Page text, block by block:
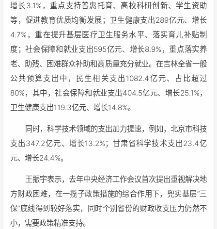
增长3.1%，重点支持普惠托育、高校科研创新、学生资助
等，促进教育优质均衡发展；卫生健康支出289亿元、增长
4.7%，重在提升基层医疗卫生服务水平、落实育儿补贴制
度；社会保障和就业支出595亿元、增长8.9%，重点落实养
老、助残、困难群众补助和高质量充分就业。在吉林全省一般
公共预算支出中，民生相关支出1082.4亿元、占比超过
80%，其中，社会保障和就业支出404.5亿元、增长25.1%，
卫生健康支出119.3亿元、增长14.8%。
同时，科学技术领域的支出加力提速，例如，北京市科技
支出347.2亿元、增长13.2%；甘肃省科学技术支出23.4亿
元、增长24.4%。
王振宇表示，去年中央经济工作会议首次提出重视解决地
方财政困难，在一揽子政策措施的综合作用下，兜实基层“三
保”底线得到较好落实，同时个别省份的财政收支压力仍然不
小，需要政策精准支持。